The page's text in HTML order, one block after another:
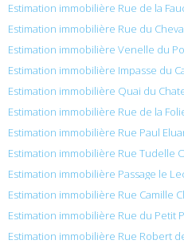
Estimation immobilière Rue de la
Estimation immobilière Rue du
Estimation immobilière Venelle du
Estimation immobilière Impasse du
Estimation immobilière Quai du
Estimation immobilière Rue de la
Estimation immobilière Rue Paul
Estimation immobilière Rue Tudelle
Estimation immobilière Passage le
Estimation immobilière Rue Camille
Estimation immobilière Rue du Petit
Estimation immobilière Rue Robert